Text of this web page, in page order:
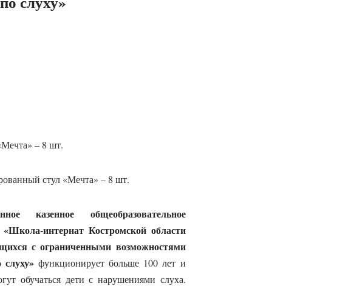
– 8 шт.
стул «Мечта» – 8 шт.
казенное общеобразовательное
«Школа-интернат Костромской области
с ограниченными возможностями
слуху» функционирует больше 100 лет и
обучаться дети с нарушениями слуха.